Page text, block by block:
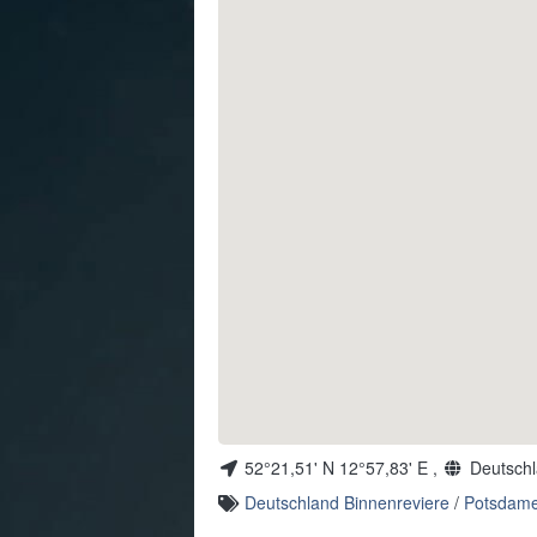
52°21,51' N 12°57,83' E ,
Deutschland Binnenreviere /